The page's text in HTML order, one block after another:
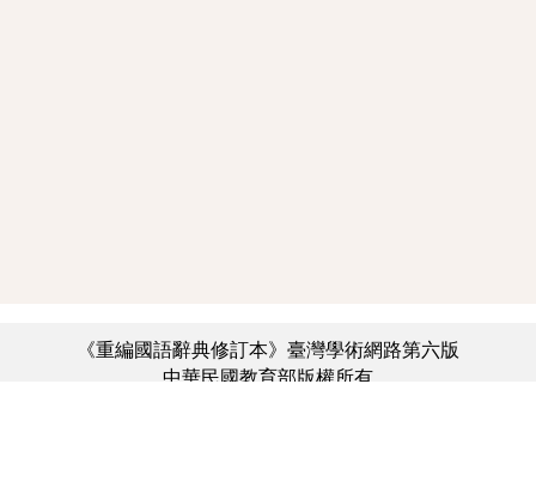
《重編國語辭典修訂本》臺灣學術網路第六版
中華民國教育部版權所有